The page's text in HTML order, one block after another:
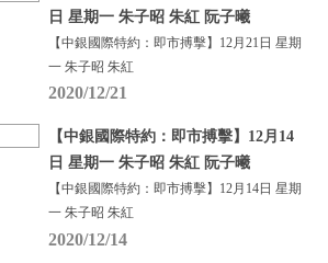
日 星期一 朱子昭 朱紅 阮子曦
【中銀國際特約：即市搏擊】12月21日 星期
一 朱子昭 朱紅
2020/12/21
【中銀國際特約：即市搏擊】12月14
日 星期一 朱子昭 朱紅 阮子曦
【中銀國際特約：即市搏擊】12月14日 星期
一 朱子昭 朱紅
2020/12/14